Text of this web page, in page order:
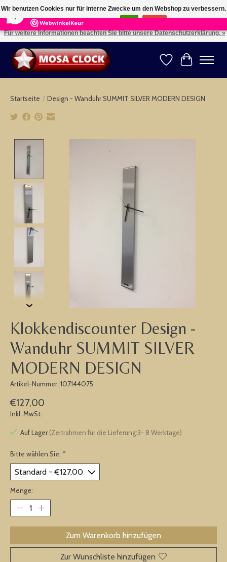
164 Reviews ×
Kies uw taal: NL -- Wählen Sie ihre Sprache: DE -- Choose your language: EN ⇓ ⇒
Wunschzettel
Ihr
Startseite / Design - Wanduhr SUMMIT SILVER MODERN DESIGN
Klokkendiscounter Design -
Wanduhr SUMMIT SILVER
MODERN DESIGN
Artikel-Nummer: 107144075
€127,00
Inkl. MwSt.
Auf Lager (Zeitrahmen für die Lieferung:3- 8 Werktage)
Bitte wählen Sie: *
Menge:
Zum Warenkorb hinzufügen
Zur Wunschliste hinzufügen
Wir benutzen Cookies nur für interne Zwecke um den Webshop zu verbessern.
Ist das in Ordnung?
Für weitere Informationen beachten Sie bitte unsere Datenschutzerklärung. »